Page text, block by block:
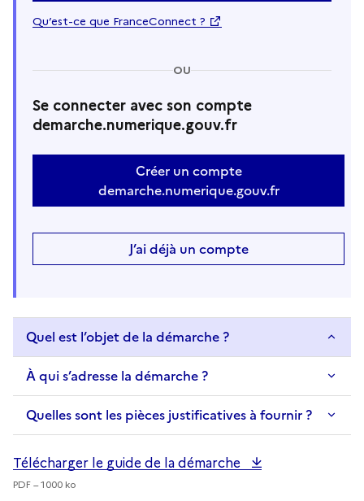
Qu’est-ce que FranceConnect ?
OU
Se connecter avec son compte
demarche.numerique.gouv.fr
Créer un compte
demarche.numerique.gouv.fr
J’ai déjà un compte
Quel est l’objet de la démarche ?
À qui s’adresse la démarche ?
Quelles sont les pièces justificatives à fournir ?
Télécharger le guide de la démarche
PDF – 1000 ko